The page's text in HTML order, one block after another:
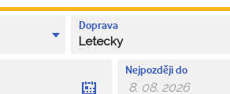
Doprava
Letecky
Nejpozději do